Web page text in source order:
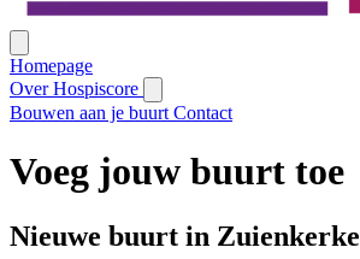
Homepage
Over Hospiscore
Bouwen aan je buurt Contact
Voeg jouw buurt toe
Nieuwe buurt in Zuienkerke